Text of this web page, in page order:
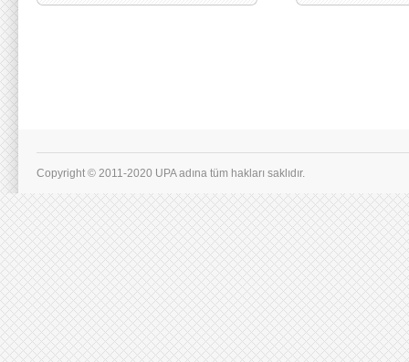
Copyright © 2011-2020 UPA adına tüm hakları saklıdır.